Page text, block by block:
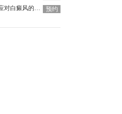
昆明白癜风比较好医院-怎么应对白癜风的复发 预约